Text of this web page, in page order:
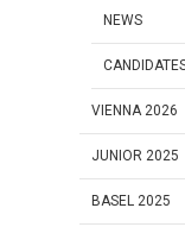
NEWS
VIENNA 2026
JUNIOR 2025
BASEL 2025